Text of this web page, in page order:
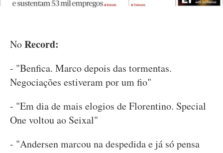
NoRecord:
- "Benfica. Marco depois das tormentas.
Negociações estiveram por um fio"
- "Em dia de mais elogios de Florentino. Special
One voltou ao Seixal"
- "Andersen marcou na despedida e já só pensa